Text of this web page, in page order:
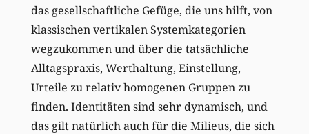
das gesellschaftliche Gefüge, die uns hilft, von
klassischen vertikalen Systemkategorien
wegzukommen und über die tatsächliche
Alltagspraxis, Werthaltung, Einstellung,
Urteile zu relativ homogenen Gruppen zu
finden. Identitäten sind sehr dynamisch, und
das gilt natürlich auch für die Milieus, die sich